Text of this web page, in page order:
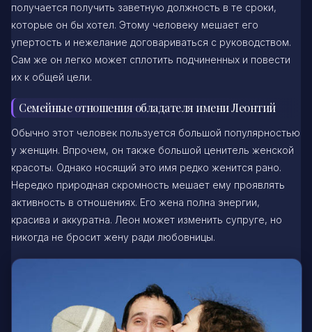
получается получить заветную должность в те сроки,
которые он бы хотел. Этому человеку мешает его
упертость и нежелание договариваться с руководством.
Сам же он легко может сплотить подчиненных и повести
их к общей цели.
Семейные отношения обладателя имени Леонтий
Обычно этот человек пользуется большой популярностью
у женщин. Впрочем, он также большой ценитель женской
красоты. Однако носящий это имя редко женится рано.
Нередко природная скромность мешает ему проявлять
активность в отношениях. Его жена полна энергии,
красива и аккуратна. Леон может изменить супруге, но
никогда не бросит жену ради любовницы.